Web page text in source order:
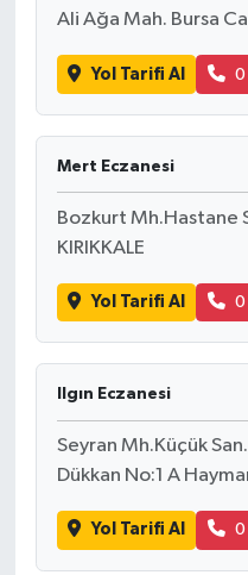
Ali Ağa Mah. Bursa
Yol Tarifi Al 0
Mert Eczanesi
Bozkurt Mh.Hastane
KIRIKKALE
Yol Tarifi Al 0
Ilgın Eczanesi
Seyran Mh.Küçük San.
Dükkan No:1 A
Yol Tarifi Al 0